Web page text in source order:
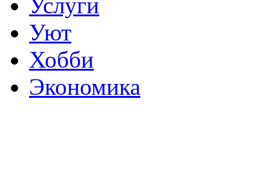
Услуги
Уют
Хобби
Экономика